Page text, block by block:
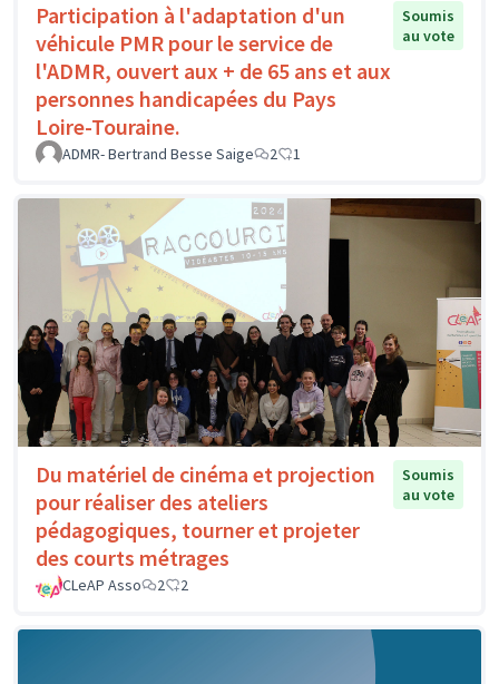
Participation à l'adaptation d'un
véhicule PMR pour le service de
l'ADMR, ouvert aux + de 65 ans et aux
personnes handicapées du Pays
Loire-Touraine.
Soumis
au vote
ADMR- Bertrand Besse Saige 2 1
Du matériel de cinéma et projection
pour réaliser des ateliers
pédagogiques, tourner et projeter
des courts métrages
Soumis
au vote
CLeAP Asso 2 2